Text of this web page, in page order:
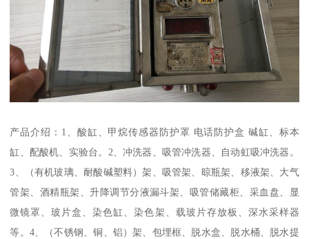
产品介绍：1、酸缸、甲烷传感器防护罩 电话防护盒 碱缸、标本
缸、配酸机、实验台。2、冲洗器、吸管冲洗器、自动虹吸冲洗器。
3、（有机玻璃、耐酸碱塑料）架、吸管架、晾瓶架、移液架、大气
管架、酒精瓶架、升降调节分液漏斗架、吸管储藏柜、采血盘、显
微镜罩、玻片盒、染色缸、染色架、载玻片存放板、深水采样器
等。4、（不锈钢、铜、铝）架、包埋框、脱水盒、脱水桶、脱水提